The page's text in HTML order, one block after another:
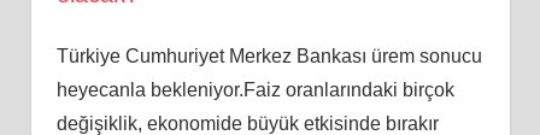
Türkiye Cumhuriyet Merkez Bankası ürem sonucu
heyecanla bekleniyor.Faiz oranlarındaki birçok
değişiklik, ekonomide büyük etkisinde bırakır